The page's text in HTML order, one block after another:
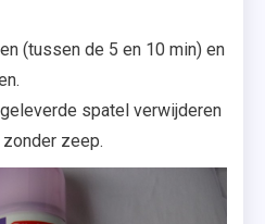
(tussen de 5 en 10 min) en
spatel verwijderen
zeep.